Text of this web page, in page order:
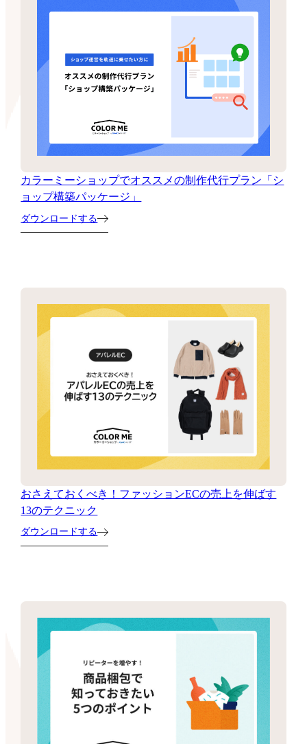
カラーミーショップでオススメの制作代行プラン「シ
ョップ構築パッケージ」
ダウンロードする
おさえておくべき！ファッションECの売上を伸ばす
13のテクニック
ダウンロードする